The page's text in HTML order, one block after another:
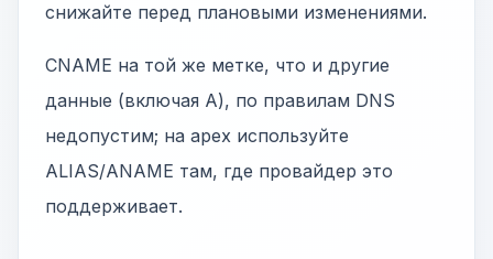
снижайте перед плановыми изменениями.
CNAME на той же метке, что и другие
данные (включая A), по правилам DNS
недопустим; на apex используйте
ALIAS/ANAME там, где провайдер это
поддерживает.